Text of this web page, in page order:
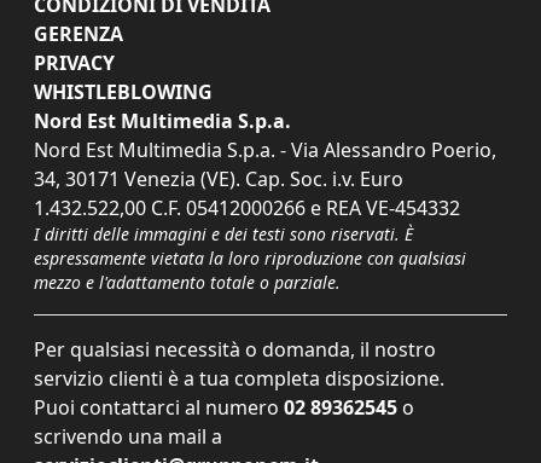
GERENZA
PRIVACY
WHISTLEBLOWING
Nord Est Multimedia S.p.a.
Nord Est Multimedia S.p.a. - Via Alessandro Poerio,
34, 30171 Venezia (VE). Cap. Soc. i.v. Euro
1.432.522,00 C.F. 05412000266 e REA VE-454332
I diritti delle immagini e dei testi sono riservati. È
espressamente vietata la loro riproduzione con qualsiasi
mezzo e l'adattamento totale o parziale.
Per qualsiasi necessità o domanda, il nostro
servizio clienti è a tua completa disposizione.
Puoi contattarci al numero 02 89362545 o
scrivendo una mail a